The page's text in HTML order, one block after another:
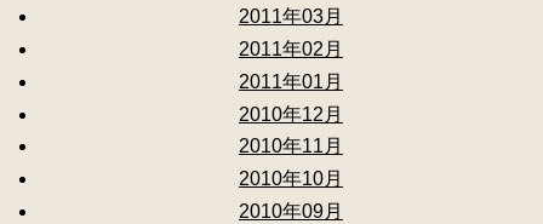
2011年03月
2011年02月
2011年01月
2010年12月
2010年11月
2010年10月
2010年09月